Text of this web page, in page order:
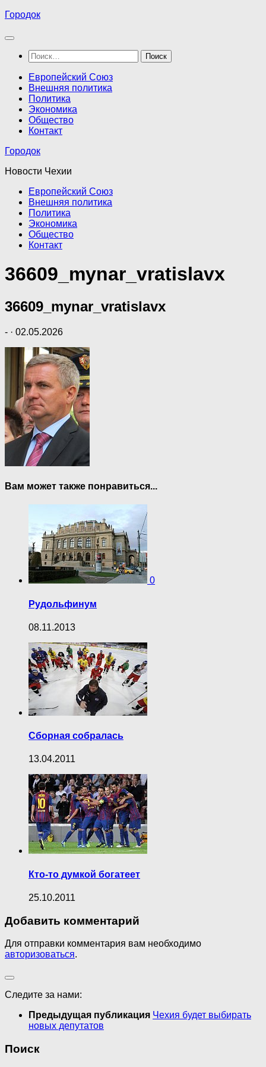
Перейти
содержимому
Городок
Найти:
Европейский Союз
Внешняя политика
Политика
Экономика
Общество
Контакт
Городок
Новости Чехии
Европейский Союз
Внешняя политика
Политика
Экономика
Общество
Контакт
36609_mynar_vratislavx
36609_mynar_vratislavx
- · 02.05.2026
Вам может также понравиться...
0
Рудольфинум
08.11.2013
Сборная собралась
13.04.2011
Кто-то думкой богатеет
25.10.2011
Добавить комментарий
Для отправки комментария вам необходимо
авторизоваться.
Следите за нами:
Предыдущая публикация Чехия будет выбирать
новых депутатов
Поиск